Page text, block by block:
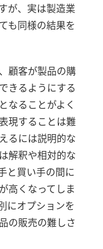
が、実は製造業
も同様の結果を
顧客が製品の購
きるようにする
なることがよく
現することは難
るには説明的な
解釈や相対的な
と買い手の間に
高くなってしま
にオプションを
の販売の難しさ